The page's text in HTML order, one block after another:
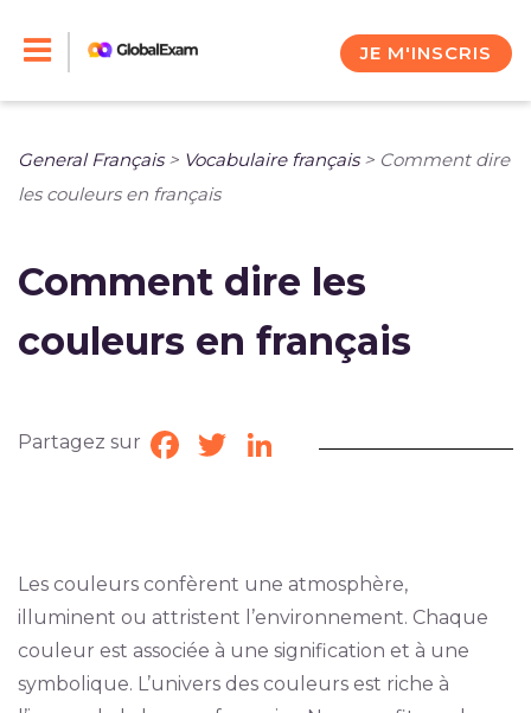
JE M'INSCRIS
General Français> Vocabulaire français> Comment dire
les couleurs en français
Comment dire les
couleurs en français
Partagez sur Facebook
TwitterLinkedIn
Les couleurs confèrent une atmosphère,
illuminent ou attristent l’environnement. Chaque
couleur est associée à une signification et à une
symbolique. L’univers des couleurs est riche à